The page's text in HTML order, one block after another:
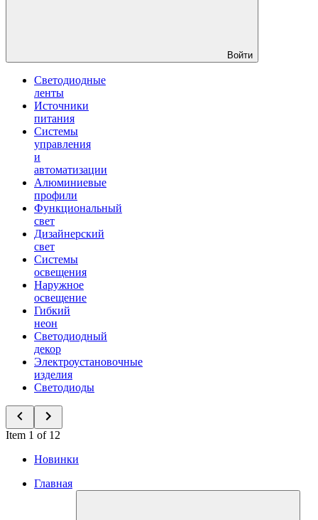
Войти
Светодиодные
ленты
Источники
питания
Системы
управления
и
автоматизации
Алюминиевые
профили
Функциональный
свет
Дизайнерский
свет
Системы
освещения
Наружное
освещение
Гибкий
неон
Светодиодный
декор
Электроустановочные
изделия
Светодиоды
Item 1 of 12
Новинки
Главная